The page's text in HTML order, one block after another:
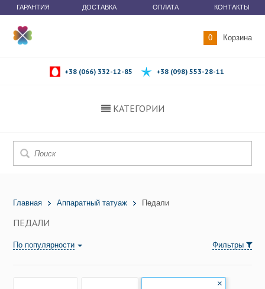
ГАРАНТИЯ ДОСТАВКА ОПЛАТА КОНТАКТЫ
0 Корзина
+38 (066) 332-12-85 +38 (098) 553-28-11
КАТЕГОРИИ
Главная Аппаратный татуаж Педали
ПЕДАЛИ
Фильтры
По популярности
×